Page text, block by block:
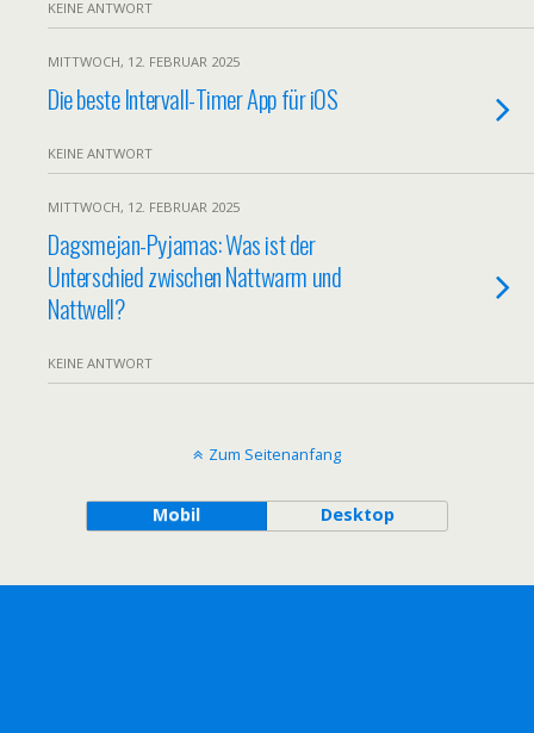
KEINE ANTWORT
MITTWOCH, 12. FEBRUAR 2025
Die beste Intervall-Timer App für iOS
KEINE ANTWORT
MITTWOCH, 12. FEBRUAR 2025
Dagsmejan-Pyjamas: Was ist der
Unterschied zwischen Nattwarm und
Nattwell?
KEINE ANTWORT
Zum Seitenanfang
Mobil Desktop